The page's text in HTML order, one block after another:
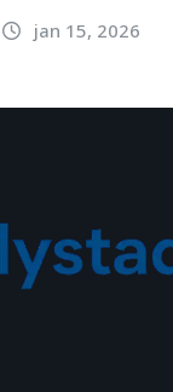
jan 15, 2026